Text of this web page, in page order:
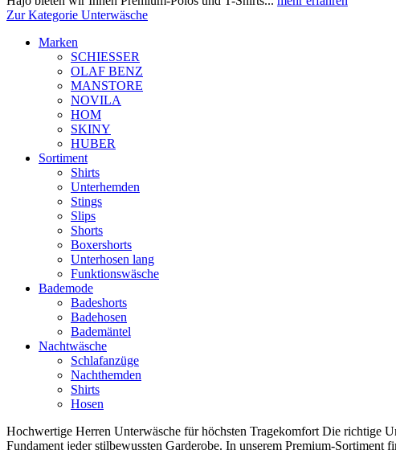
Zur Kategorie Unterwäsche
Marken
SCHIESSER
OLAF BENZ
MANSTORE
NOVILA
HOM
SKINY
HUBER
Sortiment
Shirts
Unterhemden
Stings
Slips
Shorts
Boxershorts
Unterhosen lang
Funktionswäsche
Bademode
Badeshorts
Badehosen
Bademäntel
Nachtwäsche
Schlafanzüge
Nachthemden
Shirts
Hosen
Hochwertige Herren Unterwäsche für höchsten Tragekomfort Die richtige
Fundament jeder stilbewussten Garderobe. In unserem Premium-Sortiment